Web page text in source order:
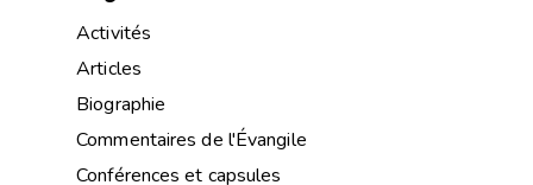
Activités
Articles
Biographie
Commentaires de l'Évangile
Conférences et capsules